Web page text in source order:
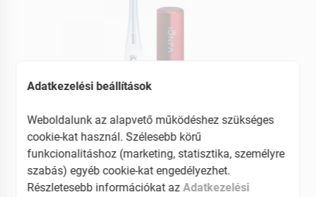
Adatkezelési beállítások
Weboldalunk az alapvető működéshez szükséges
cookie-kat használ. Szélesebb körű
funkcionalitáshoz (marketing, statisztika, személyre
szabás) egyéb cookie-kat engedélyezhet.
Részletesebb információkat azAdatkezelési